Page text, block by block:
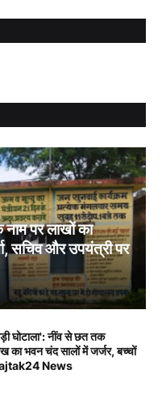
नाम पर लाखों का
सचिव और उपयंत्री पर
घोटाला': नींव से छत तक
का भवन चंद सालों में जर्जर, बच्चों
News